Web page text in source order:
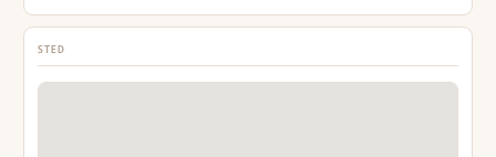
STED